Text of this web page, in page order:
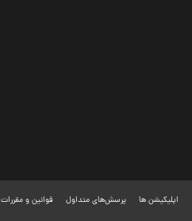
اپلیکیشن ها پرسش‌های متداول قوانین و مقررات